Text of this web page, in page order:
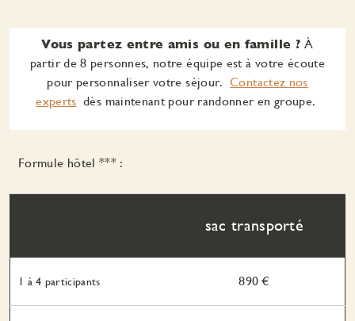
Vous partez entre amis ou en famille ?À
partir de 8 personnes, notre équipe est à votre écoute
pour personnaliser votre séjour. Contactez nos
experts dès maintenant pour randonner en groupe.
Formule hôtel *** :
sac transporté
1 à 4 participants 890 €